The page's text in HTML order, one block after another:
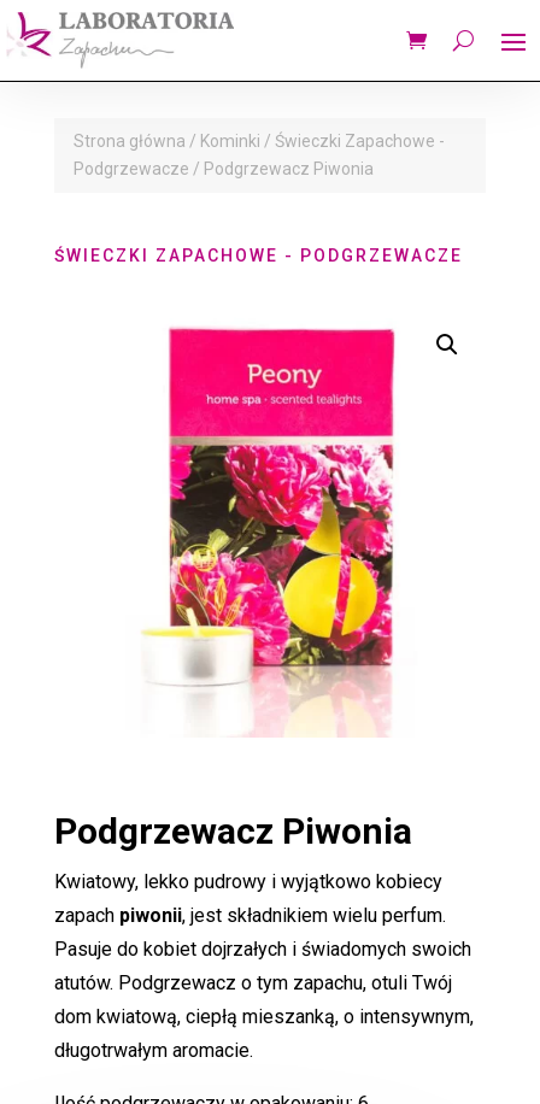
Strona główna / Kominki / Świeczki Zapachowe -
Podgrzewacze / Podgrzewacz Piwonia
ŚWIECZKI ZAPACHOWE - PODGRZEWACZE
Podgrzewacz Piwonia
Kwiatowy, lekko pudrowy i wyjątkowo kobiecy
zapach piwonii, jest składnikiem wielu perfum.
Pasuje do kobiet dojrzałych i świadomych swoich
atutów. Podgrzewacz o tym zapachu, otuli Twój
dom kwiatową, ciepłą mieszanką, o intensywnym,
długotrwałym aromacie.